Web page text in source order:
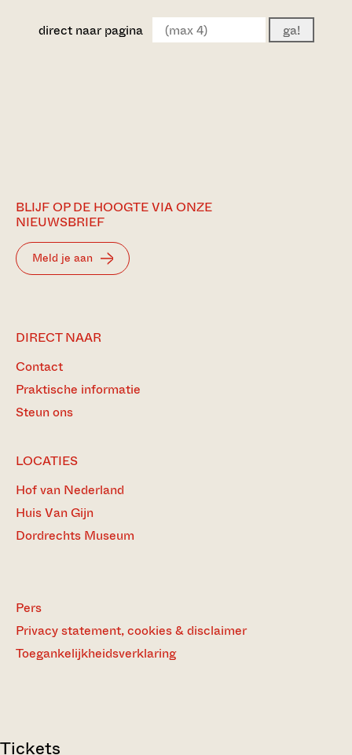
direct naar pagina ga!
BLIJF OP DE HOOGTE VIA ONZE
NIEUWSBRIEF
Meld je aan
DIRECT NAAR
Contact
Praktische informatie
Steun ons
LOCATIES
Hof van Nederland
Huis Van Gijn
Dordrechts Museum
Pers
Privacy statement, cookies & disclaimer
Toegankelijkheidsverklaring
Tickets